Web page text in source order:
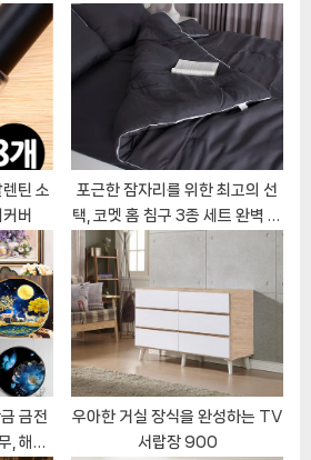
틴 소
버
포근한 잠자리를 위한 최고의 선
택, 코멧 홈 침구 3종 세트 완벽 분
금전
, 해바
우아한 거실 장식을 완성하는 TV
서랍장 900